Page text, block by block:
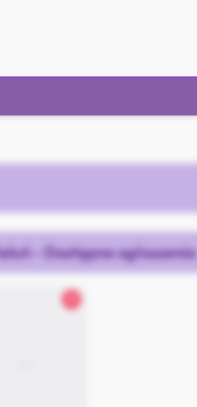
- Dostępne ogłoszenia